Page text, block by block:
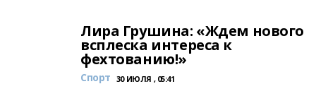
Лира Грушина: «Ждем нового
всплеска интереса к
фехтованию!»
Спорт 30 ИЮЛЯ , 05:41